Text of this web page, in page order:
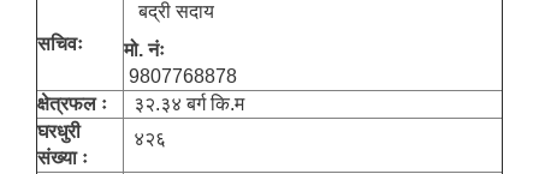
सचिवः
बद्री सदाय
मो. नंः
9807768878
क्षेत्रफल ः
३२.३४ बर्ग कि.म
घरधुरी
संख्या ः
४२६